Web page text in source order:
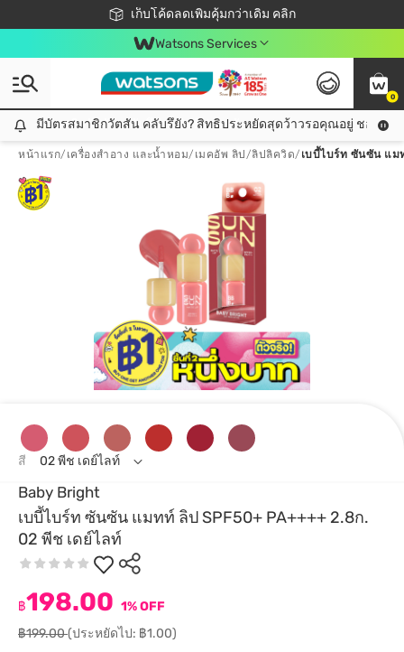
เก็บโค้ดลดเพิ่มคุ้มกว่าเดิม คลิก
ชอปออนไลน์ครั้งแรก ลดเพิ่มจุก ๆ 10%! 🎉
📦ส่งฟรี! เมื่อชอป 499฿
สมาชิกวัตสัน คลับดียังไง?
Watsons Services
0
มีบัตรสมาชิกวัตสัน คลับรึยัง? สิทธิประหยัดสุดว้าวรอคุณอยู่ ชอปคุ้มกว่าเดิม คลิก!
มีบัตรสมาชิกวัตสัน คลับรึยัง? สิทธิประหยัดสุดว้าวรอคุณอยู่ ชอปคุ้มก
หน้าแรก/ เครื่องสำอาง และน้ำหอม/ เมคอัพ ลิป /ลิปลิควิด/ เบบี้ไบร์ท ซันซัน แม
Baby Bright
เบบี้ไบร์ท ซันซัน แมทท์ ลิป SPF50+ PA++++ 2.8ก.
02 พีช เดย์ไลท์
฿198.00 1% OFF
฿199.00(ประหยัดไป: ฿1.00)
สี 02 พีช เดย์ไลท์